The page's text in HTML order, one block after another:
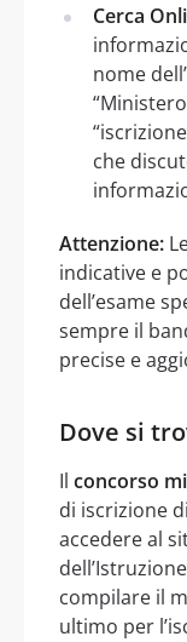
Cerca
nome
che
Attenzione:
indicative e
dell’esame
sempre il
precise e
Dove si
Il concorso
di iscrizione
accedere al
compilare il
ultimo per